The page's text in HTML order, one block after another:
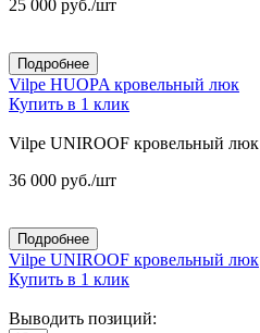
25 000 руб./шт
Подробнее
Vilpe HUOPA кровельный люк
Купить в 1 клик
Vilpe UNIROOF кровельный люк
36 000 руб./шт
Подробнее
Vilpe UNIROOF кровельный люк
Купить в 1 клик
Выводить позиций: